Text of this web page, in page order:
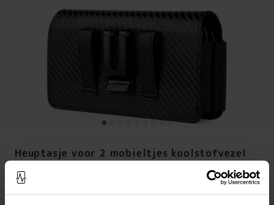
Heuptasje voor 2 mobieltjes koolstofvezel
€ 19,95